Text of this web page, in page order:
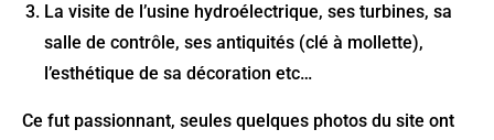
La visite de l’usine hydroélectrique, ses turbines, sa
salle de contrôle, ses antiquités (clé à mollette),
l’esthétique de sa décoration etc…
Ce fut passionnant, seules quelques photos du site ont